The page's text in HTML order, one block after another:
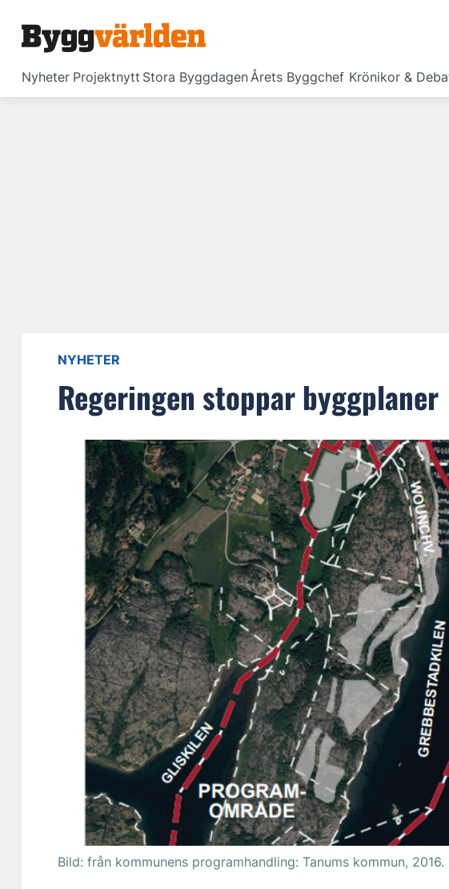
Nyheter Projektnytt Stora ByggdagenÅrets Byggchef Krönikor &
NYHETER
Regeringen stoppar byggplaner
Bild: från kommunens programhandling: Tanums kommun, 2016.